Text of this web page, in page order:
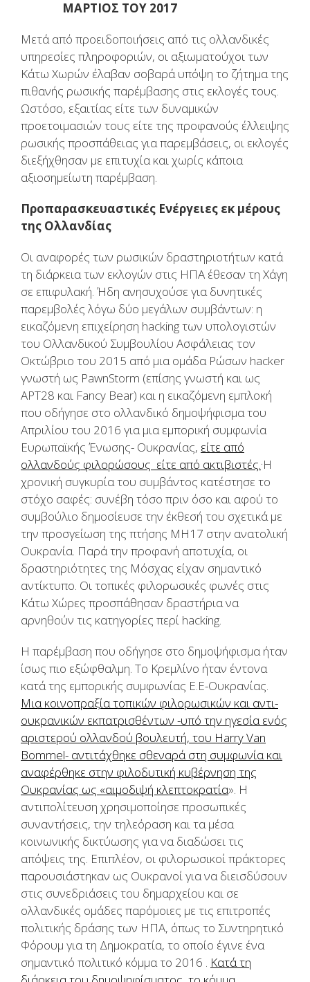
ΜΑΡΤΙΟΣ ΤΟΥ 2017
Μετά από προειδοποιήσεις από τις ολλανδικές
υπηρεσίες πληροφοριών, οι αξιωματούχοι των
Κάτω Χωρών έλαβαν σοβαρά υπόψη το ζήτημα της
πιθανής ρωσικής παρέμβασης στις εκλογές τους.
Ωστόσο, εξαιτίας είτε των δυναμικών
προετοιμασιών τους είτε της προφανούς έλλειψης
ρωσικής προσπάθειας για παρεμβάσεις, οι εκλογές
διεξήχθησαν με επιτυχία και χωρίς κάποια
αξιοσημείωτη παρέμβαση.
Προπαρασκευαστικές Ενέργειες εκ μέρους
της Ολλανδίας
Οι αναφορές των ρωσικών δραστηριοτήτων κατά
τη διάρκεια των εκλογών στις ΗΠΑ έθεσαν τη Χάγη
σε επιφυλακή. Ήδη ανησυχούσε για δυνητικές
παρεμβολές λόγω δύο μεγάλων συμβάντων: η
εικαζόμενη επιχείρηση hacking των υπολογιστών
του Ολλανδικού Συμβουλίου Ασφάλειας τον
Οκτώβριο του 2015 από μια ομάδα Ρώσων hacker
γνωστή ως PawnStorm (επίσης γνωστή και ως
APT28 και Fancy Bear) και η εικαζόμενη εμπλοκή
που οδήγησε στο ολλανδικό δημοψήφισμα του
Απριλίου του 2016 για μια εμπορική συμφωνία
Ευρωπαϊκής Ένωσης- Ουκρανίας, είτε από
ολλανδούς φιλορώσους είτε από ακτιβιστές. Η
χρονική συγκυρία του συμβάντος κατέστησε το
στόχο σαφές: συνέβη τόσο πριν όσο και αφού το
συμβούλιο δημοσίευσε την έκθεσή του σχετικά με
την προσγείωση της πτήσης MH17 στην ανατολική
Ουκρανία. Παρά την προφανή αποτυχία, οι
δραστηριότητες της Μόσχας είχαν σημαντικό
αντίκτυπο. Οι τοπικές φιλορωσικές φωνές στις
Κάτω Χώρες προσπάθησαν δραστήρια να
αρνηθούν τις κατηγορίες περί hacking.
Η παρέμβαση που οδήγησε στο δημοψήφισμα ήταν
ίσως πιο εξώφθαλμη. Το Κρεμλίνο ήταν έντονα
κατά της εμπορικής συμφωνίας Ε.Ε-Ουκρανίας.
Μια κοινοπραξία τοπικών φιλορωσικών και αντι-
ουκρανικών εκπατρισθέντων -υπό την ηγεσία ενός
αριστερού ολλανδού βουλευτή, του Harry Van
Bommel- αντιτάχθηκε σθεναρά στη συμφωνία και
αναφέρθηκε στην φιλοδυτική κυβέρνηση της
Ουκρανίας ως «αιμοδιψή κλεπτοκρατία». Η
αντιπολίτευση χρησιμοποίησε προσωπικές
συναντήσεις, την τηλεόραση και τα μέσα
κοινωνικής δικτύωσης για να διαδώσει τις
απόψεις της. Επιπλέον, οι φιλορωσικοί πράκτορες
παρουσιάστηκαν ως Ουκρανοί για να διεισδύσουν
στις συνεδριάσεις του δημαρχείου και σε
ολλανδικές ομάδες παρόμοιες με τις επιτροπές
πολιτικής δράσης των ΗΠΑ, όπως το Συντηρητικό
Φόρουμ για τη Δημοκρατία, το οποίο έγινε ένα
σημαντικό πολιτικό κόμμα το 2016 . Κατά τη